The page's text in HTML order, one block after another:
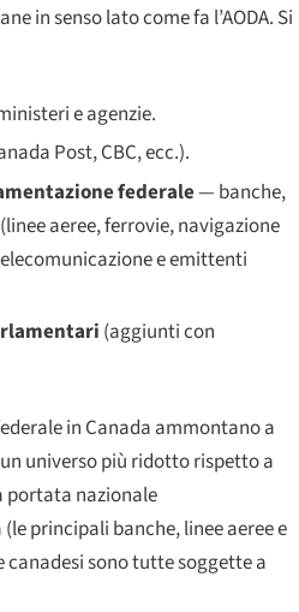
in senso lato come fa l’AODA. Si
e agenzie.
Post, CBC, ecc.).
federale— banche,
aeree, ferrovie, navigazione
e emittenti
(aggiunti con
in Canada ammontano a
universo più ridotto rispetto a
portata nazionale
principali banche, linee aeree e
sono tutte soggette a